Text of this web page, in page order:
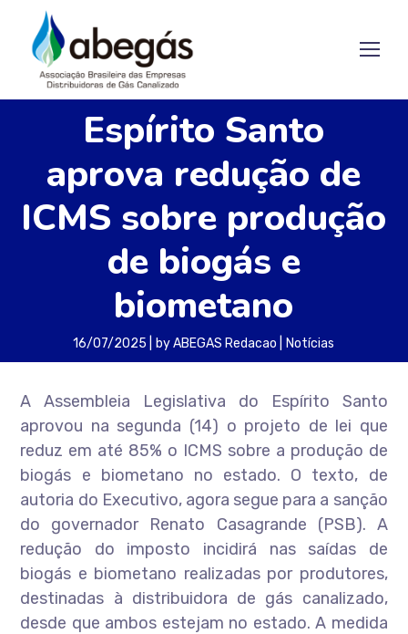
Espírito Santo
aprova redução de
ICMS sobre produção
de biogás e
biometano
16/07/2025 byABEGAS Redacao Notícias
A Assembleia Legislativa do Espírito Santo
aprovou na segunda (14) o projeto de lei que
reduz em até 85% o ICMS sobre a produção de
biogás e biometano no estado. O texto, de
autoria do Executivo, agora segue para a sanção
do governador Renato Casagrande (PSB). A
redução do imposto incidirá nas saídas de
biogás e biometano realizadas por produtores,
destinadas à distribuidora de gás canalizado,
desde que ambos estejam no estado. A medida